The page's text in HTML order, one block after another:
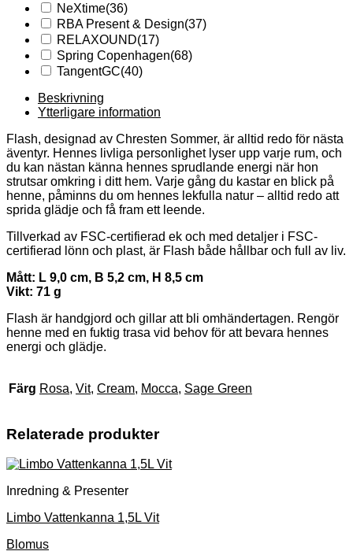
NeXtime(36)
RBA Present & Design(37)
RELAXOUND(17)
Spring Copenhagen(68)
TangentGC(40)
Beskrivning
Ytterligare information
Flash, designad av Chresten Sommer, är alltid redo för nästa
äventyr. Hennes livliga personlighet lyser upp varje rum, och
du kan nästan känna hennes sprudlande energi när hon
strutsar omkring i ditt hem. Varje gång du kastar en blick på
henne, påminns du om hennes lekfulla natur – alltid redo att
sprida glädje och få fram ett leende.
Tillverkad av FSC-certifierad ek och med detaljer i FSC-
certifierad lönn och plast, är Flash både hållbar och full av liv.
Mått: L 9,0 cm, B 5,2 cm, H 8,5 cm
Vikt: 71 g
Flash är handgjord och gillar att bli omhändertagen. Rengör
henne med en fuktig trasa vid behov för att bevara hennes
energi och glädje.
Färg Rosa, Vit, Cream, Mocca, Sage Green
Relaterade produkter
Inredning & Presenter
Limbo Vattenkanna 1,5L Vit
Blomus